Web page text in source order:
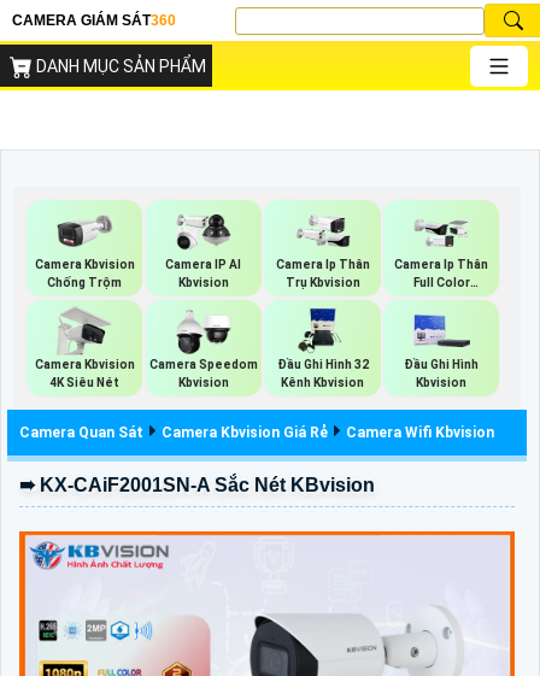
CAMERA GIÁM SÁT360
DANH MỤC SẢN PHẨM
Camera Kbvision
Chống Trộm
Camera IP AI
Kbvision
Camera Ip Thân
Trụ Kbvision
Camera Ip Thân
Full Color
Kbvision
Camera Kbvision
4K Siêu Nét
Camera Speedom
Kbvision
Đầu Ghi Hình 32
Kênh Kbvision
Đầu Ghi Hình
Kbvision
Camera Quan Sát Camera Kbvision Giá Rẻ Camera Wifi Kbvision
➠ KX-CAiF2001SN-A Sắc Nét KBvision